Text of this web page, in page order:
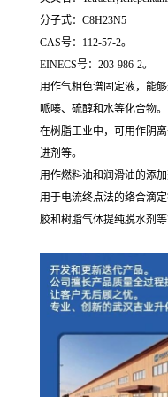
分子式：C8H23N5
CAS号：112-57-2。
EINECS号：203-986-2。
用作气相色谱固定液，能
哌嗪、硫醇和水等化合物。
在树脂工业中，可用作阴
进剂等。
用作燃料油和润滑油的添加
用于电流终点法的络合滴
胶和树脂气体提纯脱水剂